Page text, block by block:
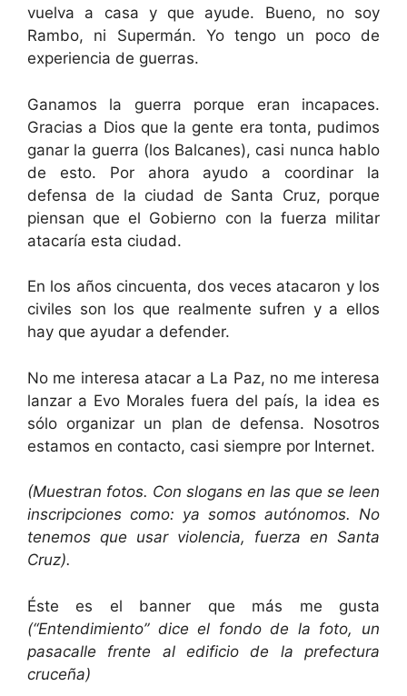
vuelva a casa y que ayude. Bueno, no soy
Rambo, ni Supermán. Yo tengo un poco de
experiencia de guerras.
Ganamos la guerra porque eran incapaces.
Gracias a Dios que la gente era tonta, pudimos
ganar la guerra (los Balcanes), casi nunca hablo
de esto. Por ahora ayudo a coordinar la
defensa de la ciudad de Santa Cruz, porque
piensan que el Gobierno con la fuerza militar
atacaría esta ciudad.
En los años cincuenta, dos veces atacaron y los
civiles son los que realmente sufren y a ellos
hay que ayudar a defender.
No me interesa atacar a La Paz, no me interesa
lanzar a Evo Morales fuera del país, la idea es
sólo organizar un plan de defensa. Nosotros
estamos en contacto, casi siempre por Internet.
(Muestran fotos. Con slogans en las que se leen
inscripciones como: ya somos autónomos. No
tenemos que usar violencia, fuerza en Santa
Cruz).
Éste es el banner que más me gusta
(“Entendimiento” dice el fondo de la foto, un
pasacalle frente al edificio de la prefectura
cruceña)